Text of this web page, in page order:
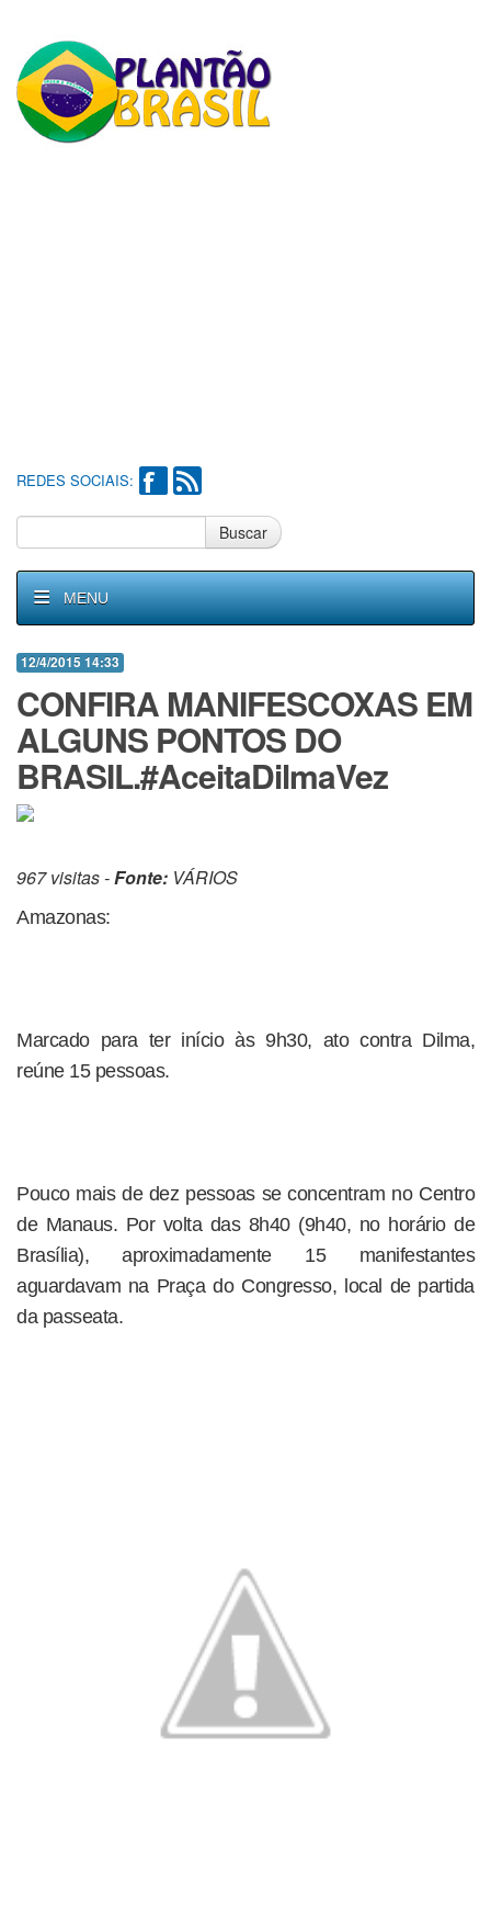
REDES SOCIAIS:
Buscar
MENU
12/4/2015 14:33
CONFIRA MANIFESCOXAS EM
ALGUNS PONTOS DO
BRASIL.#AceitaDilmaVez
967 visitas -Fonte: VÁRIOS
Amazonas:
Marcado para ter início às 9h30, ato contra Dilma,
reúne 15 pessoas.
Pouco mais de dez pessoas se concentram no Centro
de Manaus. Por volta das 8h40 (9h40, no horário de
Brasília), aproximadamente 15 manifestantes
aguardavam na Praça do Congresso, local de partida
da passeata.